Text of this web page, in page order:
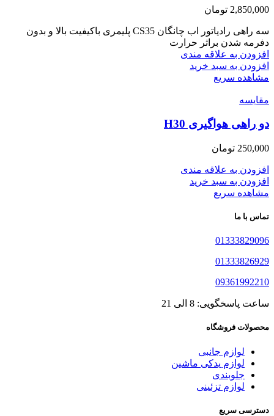
2,850,000 تومان
سه راهی رادیاتور اب چانگان CS35 پلیمری باکیفیت بالا و بدون
دفرمه شدن براثر حرارت
افزودن به علاقه مندی
افزودن به سبد خرید
مشاهده سریع
مقایسه
دو راهی هواگیری H30
250,000 تومان
افزودن به علاقه مندی
افزودن به سبد خرید
مشاهده سریع
تماس با ما
01333829096
01333826929
09361992210
ساعت پاسخگویی: 8 الی 21
محصولات فروشگاه
لوازم جانبی
لوازم یدکی ماشین
جلوبندی
لوازم تزئینی
دسترسی سریع